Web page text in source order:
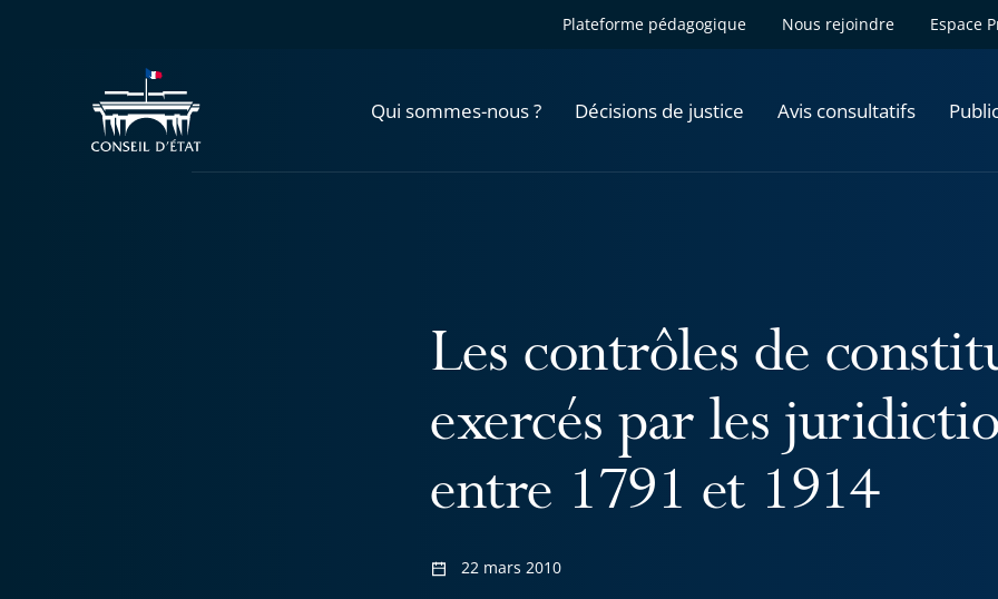
Plateforme pédagogique Nous rejoindre Espace
Qui sommes-nous ? Décisions de justice Avis consultatifs
Les contrôles de
exercés par les
entre 1791 et 1914
22 mars 2010